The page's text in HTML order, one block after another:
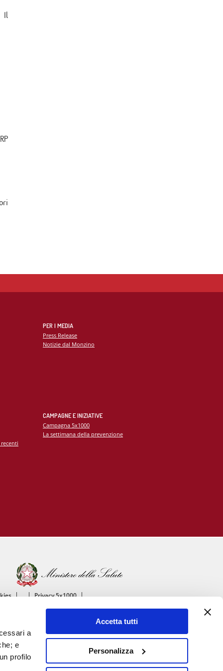
a
e
profilo
Accetta tutti
Personalizza
Il
PER I MEDIA
Press Release
Notizie dal Monzino
CAMPAGNE E INIZIATIVE
Campagna 5x1000
La settimana della prevenzione
Privacy 5x1000